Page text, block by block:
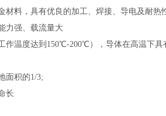
材料，具有优良的加工、焊接、导电及耐热
力强、载流量大
作温度达到150℃-200℃），导体在高温下
面积的1/3;
长